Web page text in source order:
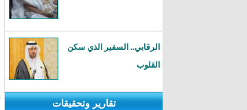
الرقابي.. السفير الذي سكن
القلوب
تقارير وتحقيقات